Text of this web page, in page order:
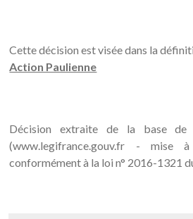
Cette décision est visée dans la
Action Paulienne
Décision extraite de la base de
(www.legifrance.gouv.fr - mise
conformément à la loi n° 2016-1321